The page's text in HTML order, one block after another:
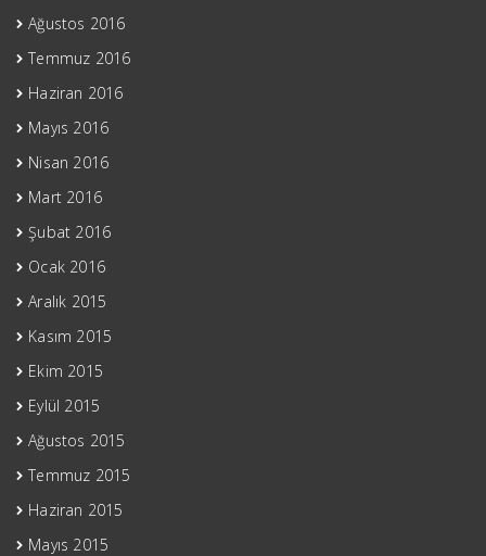
Ağustos 2016
Temmuz 2016
Haziran 2016
Mayıs 2016
Nisan 2016
Mart 2016
Şubat 2016
Ocak 2016
Aralık 2015
Kasım 2015
Ekim 2015
Eylül 2015
Ağustos 2015
Temmuz 2015
Haziran 2015
Mayıs 2015